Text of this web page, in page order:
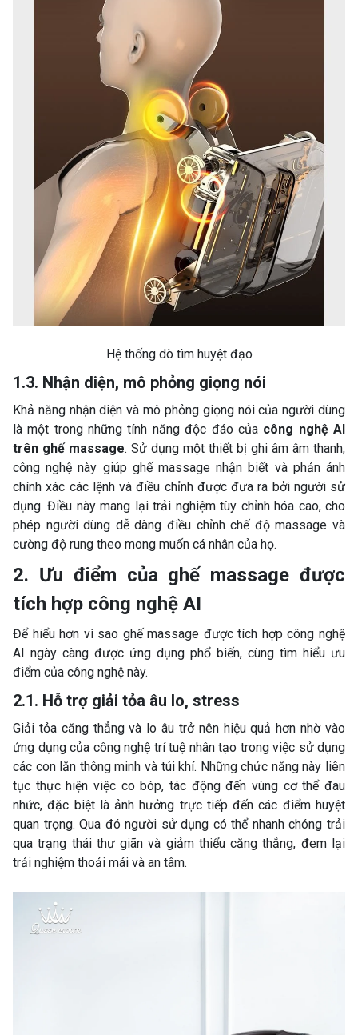
Hệ thống dò tìm huyệt đạo
1.3. Nhận diện, mô phỏng giọng nói
Khả năng nhận diện và mô phỏng giọng nói của người dùng
là một trong những tính năng độc đáo của công nghệ AI
trên ghế massage. Sử dụng một thiết bị ghi âm âm thanh,
công nghệ này giúp ghế massage nhận biết và phản ánh
chính xác các lệnh và điều chỉnh được đưa ra bởi người sử
dụng. Điều này mang lại trải nghiệm tùy chỉnh hóa cao, cho
phép người dùng dễ dàng điều chỉnh chế độ massage và
cường độ rung theo mong muốn cá nhân của họ.
2. Ưu điểm của ghế massage được
tích hợp công nghệ AI
Để hiểu hơn vì sao ghế massage được tích hợp công nghệ
AI ngày càng được ứng dụng phổ biến, cùng tìm hiểu ưu
điểm của công nghệ này.
2.1. Hỗ trợ giải tỏa âu lo, stress
Giải tỏa căng thẳng và lo âu trở nên hiệu quả hơn nhờ vào
ứng dụng của công nghệ trí tuệ nhân tạo trong việc sử dụng
các con lăn thông minh và túi khí. Những chức năng này liên
tục thực hiện việc co bóp, tác động đến vùng cơ thể đau
nhức, đặc biệt là ảnh hưởng trực tiếp đến các điểm huyệt
quan trọng. Qua đó người sử dụng có thể nhanh chóng trải
qua trạng thái thư giãn và giảm thiểu căng thẳng, đem lại
trải nghiệm thoải mái và an tâm.